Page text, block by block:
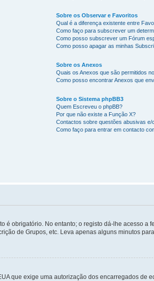
Sobre os Observar e Favoritos
Qual é a diferença existente entre
Como faço para subscrever um
Como posso subscrever um Fórum
Como posso apagar as minhas
Sobre os Anexos
Quais os Anexos que são permitidos
Como posso encontrar Anexos que
Sobre o Sistema phpBB3
Quem Escreveu o phpBB?
Por que não existe a Função X?
Contactos sobre questões abusivas e/
Como faço para entrar em contacto
obrigatório. No entanto; o registo dá-lhe acesso a
de Grupos, etc. Leva apenas alguns minutos
que exige uma autorização dos encarregados de